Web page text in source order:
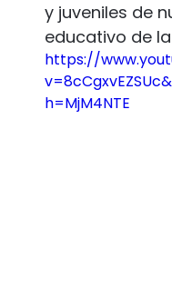
Bachillerato deportivo
y juveniles de
educativo de
https://
h=MjM4NTE